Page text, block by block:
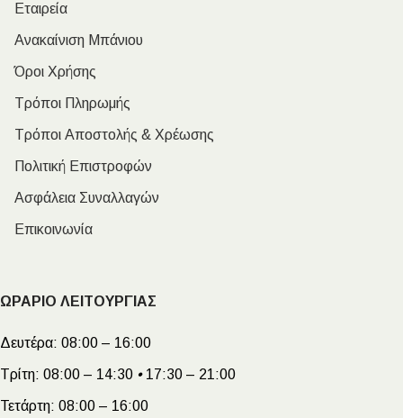
Εταιρεία
Ανακαίνιση Μπάνιου
Όροι Χρήσης
Τρόποι Πληρωμής
Τρόποι Αποστολής & Χρέωσης
Πολιτική Επιστροφών
Ασφάλεια Συναλλαγών
Επικοινωνία
ΩΡΑΡΙΟ ΛΕΙΤΟΥΡΓΙΑΣ
Δευτέρα: 08:00 – 16:00
Τρίτη: 08:00 – 14:30 •17:30 – 21:00
Τετάρτη: 08:00 – 16:00